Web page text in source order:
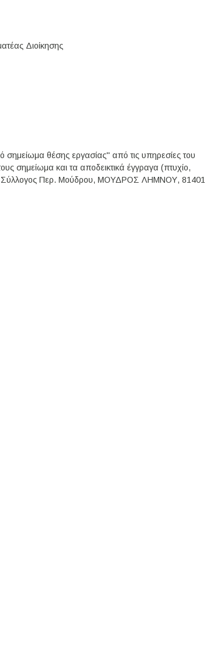
Διοίκησης
θέσης εργασίας" από τις υπηρεσίες του
σημείωμα και τα αποδεικτικά έγγραγα (πτυχίο,
Σύλλογος Περ. Μούδρου, ΜΟΥΔΡΟΣ ΛΗΜΝΟΥ, 81401